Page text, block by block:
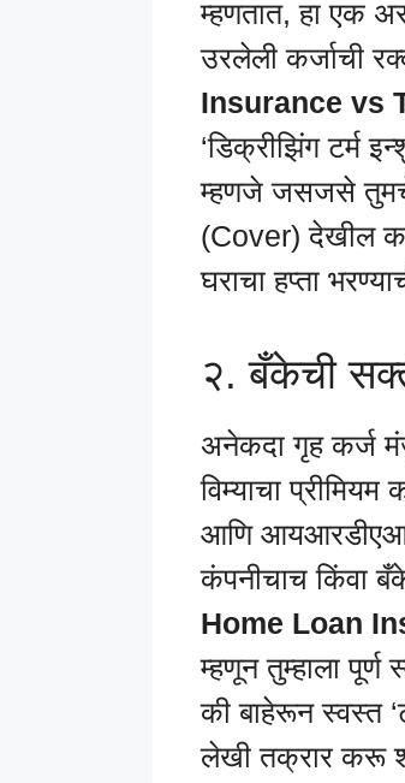
म्हणतात, हा एक
उरलेली कर्जाची
Insurance vs
‘डिक्रीझिंग टर्म
म्हणजे जसजसे तुमचे
(Cover) देखील
घराचा हप्ता
२. बँकेची
अनेकदा गृह कर्ज
विम्याचा
आणि आयआरडीएआय
कंपनीचाच किंवा
Home Loan
म्हणून तुम्हाला पूर्ण
की बाहेरून स्वस्त
लेखी तक्रार करू